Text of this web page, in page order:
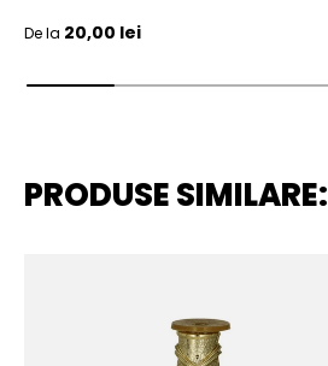
Pret initial
De la 20,00 lei
PRODUSE SIMILARE: